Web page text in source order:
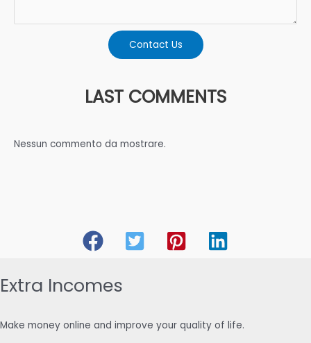
Contact Us
LAST COMMENTS
Nessun commento da mostrare.
Extra Incomes
Make money online and improve your quality of life.